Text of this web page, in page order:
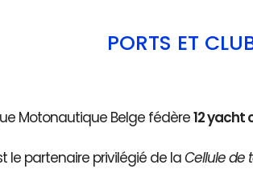
PORTS ET
Motonautique Belge fédère12 yacht
le partenaire privilégié de laCellule de